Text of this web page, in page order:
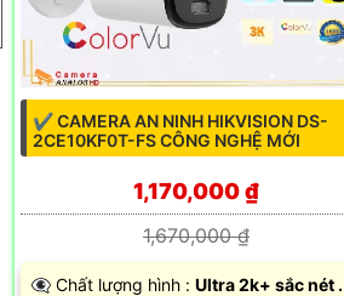
✔ CAMERA AN NINH HIKVISION DS-
2CE10KF0T-FS CÔNG NGHỆ MỚI
1,170,000 ₫
1,670,000 ₫
👁️‍🗨 Chất lượng hình : Ultra 2k+ sắc nét .